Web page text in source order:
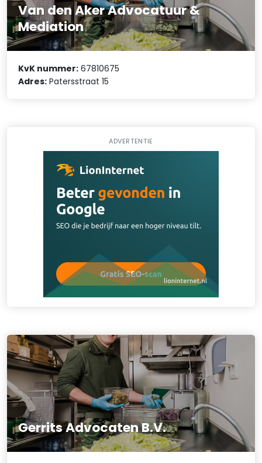
Van den Aker Advocatuur &
Mediation
KvK nummer: 67810675
Adres: Patersstraat 15
ADVERTENTIE
Gerrits Advocaten B.V.